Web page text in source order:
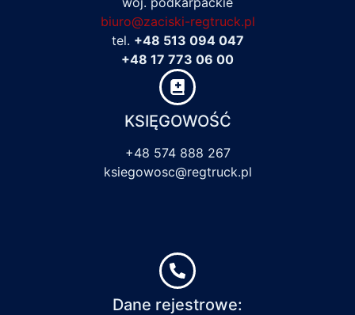
biuro@zaciski-regtruck.pl
tel. +48 513 094 047
+48 17 773 06 00
KSIĘGOWOŚĆ
+48 574 888 267
ksiegowosc@regtruck.pl
Dane rejestrowe: